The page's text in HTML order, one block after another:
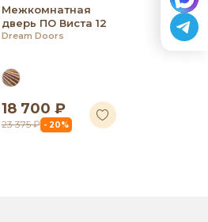
Межкомнатная
дверь ПО Виста 12
Dream Doors
18 700 ₽
23 375 ₽ - 20%